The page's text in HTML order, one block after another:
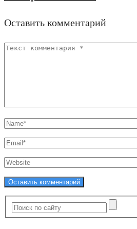
Оставить комментарий